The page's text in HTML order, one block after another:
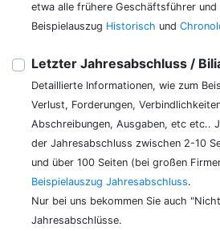
etwa alle frühere Geschäftsführer und
Beispielauszug Historisch und
Letzter Jahresabschluss /
Detaillierte Informationen, wie zum
Verlust, Forderungen,
Abschreibungen, Ausgaben, etc etc..
der Jahresabschluss zwischen 2-10
und über 100 Seiten (bei großen
Beispielauszug Jahresabschluss.
Nur bei uns bekommen Sie auch
Jahresabschlüsse.